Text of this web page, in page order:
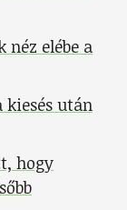
elébe a
kiesés után
hogy